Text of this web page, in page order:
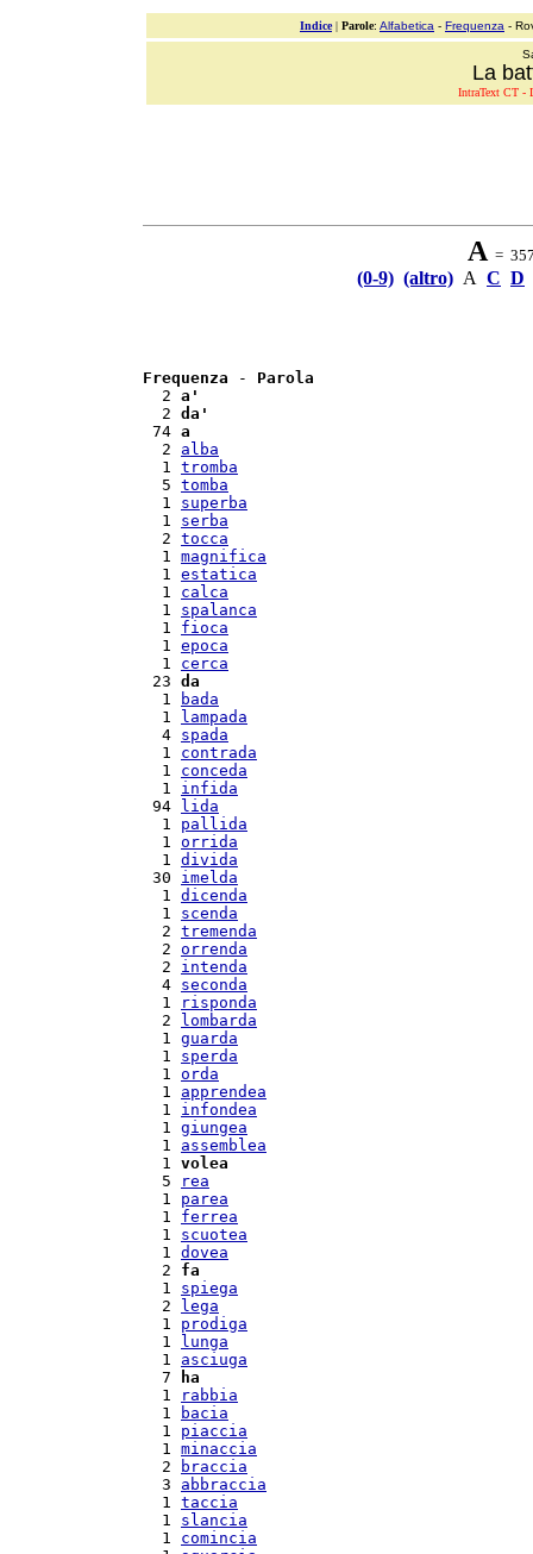
Indice| Parole: Alfabetica - Frequenza -
La
IntraText CT -
A= 357
(0-9) (altro) A C D
Frequenza - Parola
  2
a'
  2
da'
74 a
  2
alba
  1
tromba
  5
tomba
  1
superba
  1
serba
  2
tocca
  1
magnifica
  1
estatica
  1
calca
  1
spalanca
  1
fioca
  1
epoca
  1
cerca
23 da
  1
bada
  1
lampada
  4
spada
  1
contrada
  1
conceda
  1
infida
94
lida
  1
pallida
  1
orrida
  1
divida
30 imelda
  1
dicenda
  1
scenda
  2
tremenda
  2
orrenda
  2
intenda
  4
seconda
  1
risponda
  2
lombarda
  1
guarda
  1
sperda
  1
orda
  1
apprendea
  1
infondea
  1
giungea
  1
assemblea
  1
volea
  5
rea
  1
parea
  1
ferrea
  1
scuotea
  1
dovea
  2
fa
  1
spiega
  2
lega
  1
prodiga
  1
lunga
  1
asciuga
  7
ha
  1
rabbia
  1
bacia
  1
piaccia
  1
minaccia
  2
braccia
  3
abbraccia
  1
taccia
  1
slancia
  1
comincia